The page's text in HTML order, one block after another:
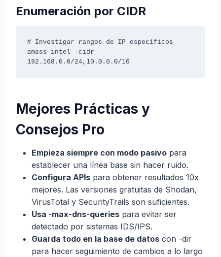
Enumeración por CIDR
# Investigar rangos de IP específicos
amass intel -cidr
192.168.0.0/24,10.0.0.0/16
Mejores Prácticas y
Consejos Pro
Empieza siempre con modo pasivo para
establecer una línea base sin hacer ruido.
Configura APIs para obtener resultados 10x
mejores. Las versiones gratuitas de Shodan,
VirusTotal y SecurityTrails son suficientes.
Usa -max-dns-queries para evitar ser
detectado por sistemas IDS/IPS.
Guarda todo en la base de datos con -dir
para hacer seguimiento de cambios a lo largo